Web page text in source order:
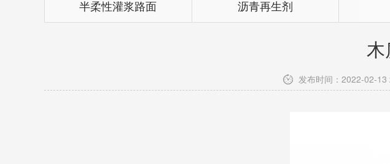
半柔性灌浆路面 沥青再生剂
木
发布时间：2022-